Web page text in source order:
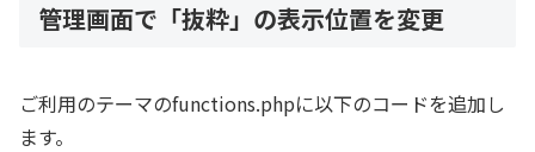
管理画面で「抜粋」の表示位置を変更
ご利用のテーマのfunctions.phpに以下のコードを追加し
ます。